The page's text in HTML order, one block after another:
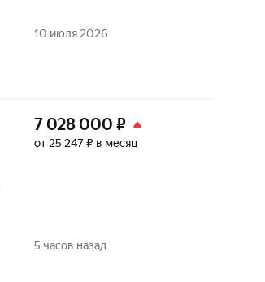
10 июля 2026
7 028 000 ₽
от 25 247 ₽ в месяц
5 часов назад